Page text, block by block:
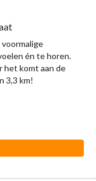
én te horen.
het komt aan de
3,3 km!